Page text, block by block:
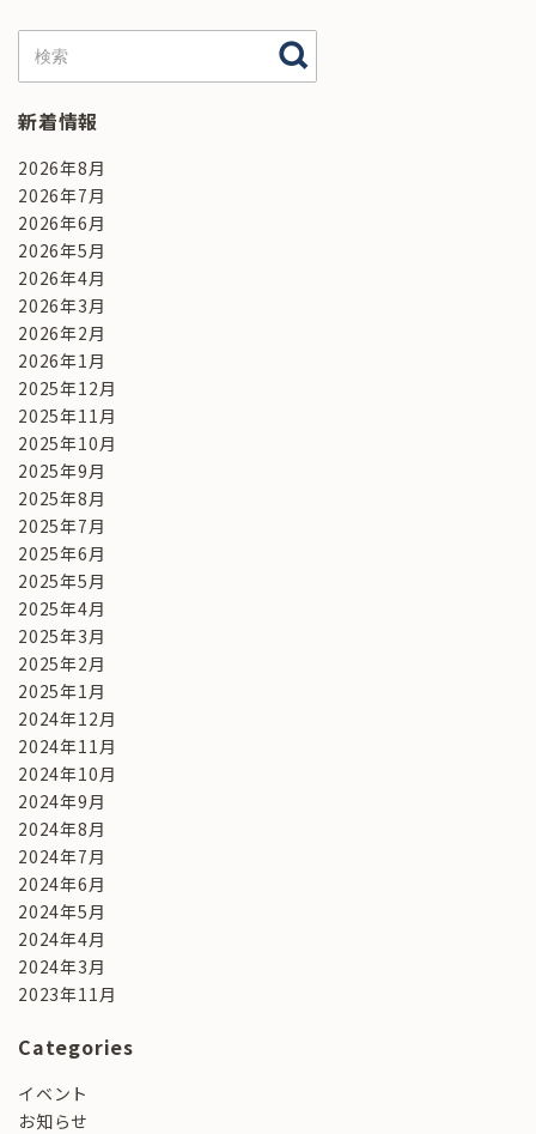
新着情報
2026年8月
2026年7月
2026年6月
2026年5月
2026年4月
2026年3月
2026年2月
2026年1月
2025年12月
2025年11月
2025年10月
2025年9月
2025年8月
2025年7月
2025年6月
2025年5月
2025年4月
2025年3月
2025年2月
2025年1月
2024年12月
2024年11月
2024年10月
2024年9月
2024年8月
2024年7月
2024年6月
2024年5月
2024年4月
2024年3月
2023年11月
Categories
イベント
お知らせ